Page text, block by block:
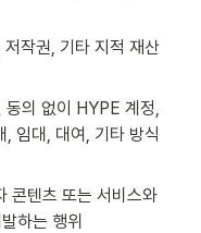
작권, 기타 지적 재산
의 없이 HYPE 계정,
, 임대, 대여, 기타 방식
콘텐츠 또는 서비스와
하는 행위